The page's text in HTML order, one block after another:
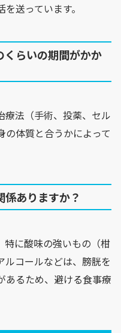
送っています。
くらいの期間がかか
療法（手術、投薬、セル
の体質と合うかによって
ありますか？
特に酸味の強いもの（柑
ルコールなどは、膀胱を
あるため、避ける食事療